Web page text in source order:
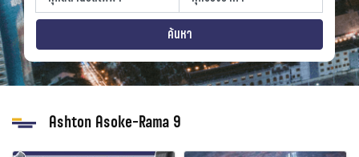
strain-station
sprice
ค้นหา
Ashton Asoke-Rama 9